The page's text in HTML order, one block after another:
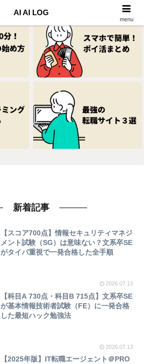
新着記事
【スコア700点】情報セキュリティマネジ
メント試験（SG）は意味ない？文系卒SE
がタイパ重視で一発合格した全手順
2026.07.13
【科目A 730点・科目B 715点】文系卒SE
が基本情報技術者試験（FE）に一発合格
した最短ハック勉強法
2026.07.13
【2025年版】IT転職エージェント＠PRO
AI AI LOG
menu